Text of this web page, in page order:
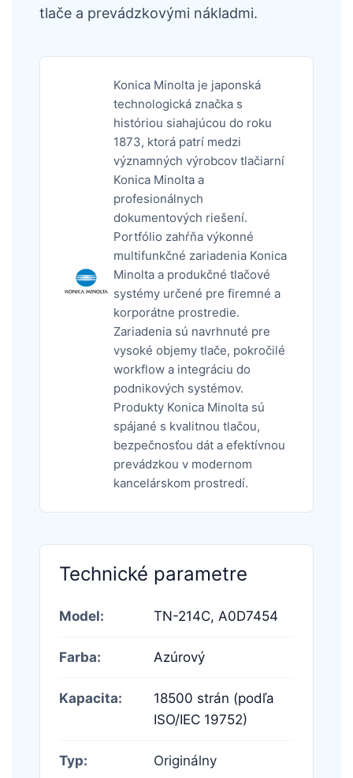
tlače a prevádzkovými nákladmi.
Konica Minolta je japonská
technologická značka s
históriou siahajúcou do roku
1873, ktorá patrí medzi
významných výrobcov tlačiarní
Konica Minolta a
profesionálnych
dokumentových riešení.
Portfólio zahŕňa výkonné
multifunkčné zariadenia Konica
Minolta a produkčné tlačové
systémy určené pre firemné a
korporátne prostredie.
Zariadenia sú navrhnuté pre
vysoké objemy tlače, pokročilé
workflow a integráciu do
podnikových systémov.
Produkty Konica Minolta sú
spájané s kvalitnou tlačou,
bezpečnosťou dát a efektívnou
prevádzkou v modernom
kancelárskom prostredí.
Technické parametre
Model: TN-214C, A0D7454
Farba: Azúrový
Kapacita:
18500 strán (podľa
ISO/IEC 19752)
Typ: Originálny